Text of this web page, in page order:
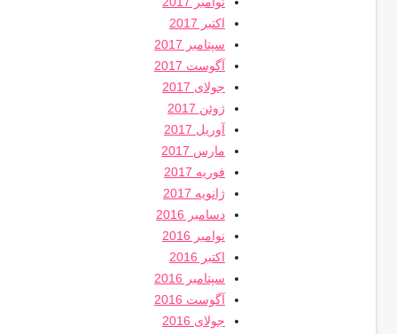
اکتبر 2017
سپتامبر 2017
آگوست 2017
جولای 2017
ژوئن 2017
آوریل 2017
مارس 2017
فوریه 2017
ژانویه 2017
دسامبر 2016
نوامبر 2016
اکتبر 2016
سپتامبر 2016
آگوست 2016
جولای 2016